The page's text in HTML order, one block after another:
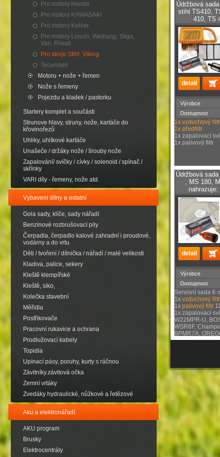
Pro motory Honda
Pro motory KAWASAKI
Pro motory Kohler
Pro motory Loncin, Weibang, Stiga,
Vari, Riwall
Pro stroje Stihl, Viking
Tecumseh
Motoru + nože + řemen
Nože s řemeny
Pojezdu a kladek / pastorku
Startery komplet a součásti
Strunove hlavy, struny, nože, kartáče do
křovinořezů
Uhliky, uhlíkové kartáče
Unašeče / držáky nože / šrouby nože
Zapalování/ svíčky / cívky / solenoid / spínač /
skřínky
VARI díly - řemeny, nože atd.
Vybavení dílny a ostatní
Gola sady, klíče, sady nářadí
Benzínové rozbrušovací pily
Čerpadla, čerpadlo kalové zahradní i proudové,
vodárny a do vrtu.
Děti / tvoření / dílnička / nářadí / malé velikosti
Kladiva, palice, sekery
Kleště klempířské
Kleště, siko,
Kolečka stavební
Měřidla
Postřikovače
Pracovní rukavice a ochrana
Prodlužovací kabely
Topidla
Upínací pásy, poruhy, kurty s ráčnou
Závitníky.závitová očka
Zemní vrtáky
Zvedáky hydraulické, nůžkové a řetězové
Aku a elektronářadí
AKU program
Brusky
Elektrocentrály
Údržbová
stihl TS410,
410, TS
Výrobce
Dostupnost
1x vzduchový filtr
1x předfiltr
1x zapalovací
1x palivový filtr
Údržbová
, MS 180,
nahrazuje:
Výrobce
Dostupnost
Servisní sada 6
1x vzduchový
1x palivový filtr
1x zapalovací
W22MPR-U,
WSR6F,
BPMR7A,